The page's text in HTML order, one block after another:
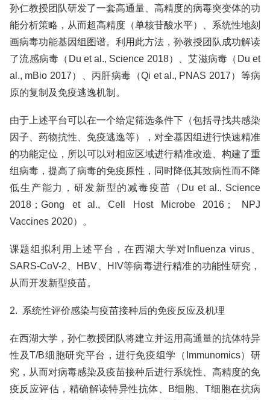
孙仁教授团队研发了一套高通量、高精度的病毒突变体的功
能分析策略，从而超高精度（单核苷酸水平）、系统性地刻
画病毒功能基因组图谱。利用此方法，孙教授团队成功解读
了流感病毒（Du et al., Science 2018）、艾滋病毒（Du et
al., mBio 2017）、丙肝病毒（Qi et al., PNAS 2017）等病
原的复制及免疫逃逸机制。
由于上述平台可以在一个给定筛选条件下（包括寻找共感染
因子、药物抗性、免疫逃逸等），对全基因组进行快速精准
的功能定位，所以可以对相应区域进行精准改造、构建了重
组病毒，提高了病毒的免疫原性，同时降低其致病性而不降
低生产能力，研发新型的减毒疫苗（Du et al., Science
2018；Gong et al., Cell Host Microbe 2016； NPJ
Vaccines 2020）。
课题组拟利用上述平台，在西湖大学对Influenza virus、
SARS-CoV-2、HBV、HIV等病毒进行精准的功能性研究，
从而开发新型疫苗。
2. 系统性评价感染与疫苗接种后的免疫反应及机理
在西湖大学，孙仁教授团队将建立并运用高通量的抗体特异
性及T/B细胞研究平台，进行免疫组学（Immunomics）研
究，从而对病毒感染及疫苗接种后进行系统性、高精度的免
疫反应评估，精确解读特异性抗体、B细胞、T细胞在抗病